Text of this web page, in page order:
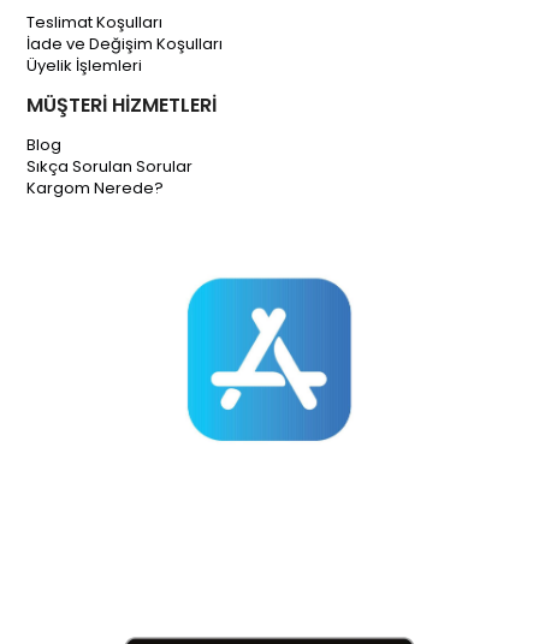
Teslimat Koşulları
İade ve Değişim Koşulları
Üyelik İşlemleri
MÜŞTERİ HİZMETLERİ
Blog
Sıkça Sorulan Sorular
Kargom Nerede?